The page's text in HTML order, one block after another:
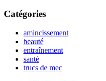
Catégories
amincissement
beauté
entraînement
santé
trucs de mec